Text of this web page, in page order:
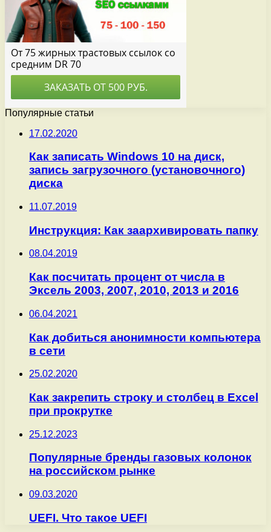
Популярные статьи
17.02.2020
Как записать Windows 10 на диск,
запись загрузочного (установочного)
диска
11.07.2019
Инструкция: Как заархивировать папку
08.04.2019
Как посчитать процент от числа в
Эксель 2003, 2007, 2010, 2013 и 2016
06.04.2021
Как добиться анонимности компьютера
в сети
25.02.2020
Как закрепить строку и столбец в Excel
при прокрутке
25.12.2023
Популярные бренды газовых колонок
на российском рынке
09.03.2020
UEFI. Что такое UEFI